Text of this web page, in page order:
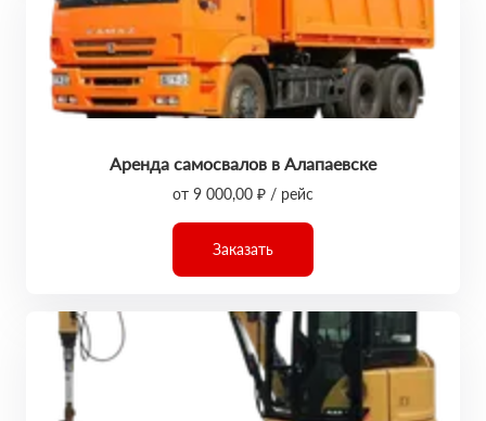
Аренда самосвалов в Алапаевске
от 9 000,00 ₽ / рейс
Заказать